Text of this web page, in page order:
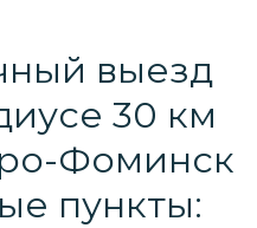
выезд
30 км
Фоминск
пункты: